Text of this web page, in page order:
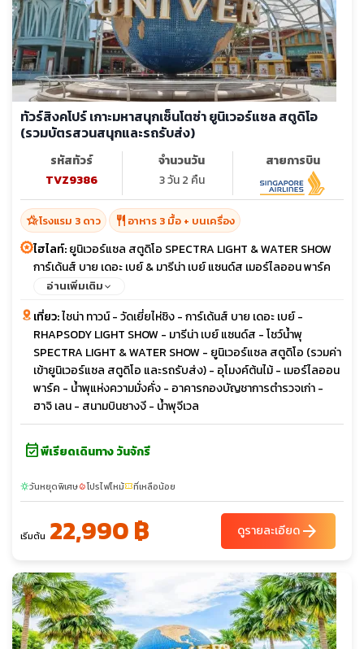
ทัวร์สิงคโปร์ เกาะมหาสนุกเซ็นโตซ่า ยูนิเวอร์แซล สตูดิโอ
(รวมบัตรสวนสนุกและรถรับส่ง)
รหัสทัวร์
TVZ9386
จำนวนวัน
3 วัน 2 คืน
สายการบิน
hotel_classโรงแรม 3 ดาว restaurant อาหาร 3 มื้อ + บนเครื่อง
ไฮไลท์:ยูนิเวอร์แซล สตูดิโอ SPECTRA LIGHT & WATER SHOW
การ์เด้นส์ บาย เดอะ เบย์ & มารีน่า เบย์ แซนด์ส เมอร์ไลออน พาร์ค
น้ำพุจีเวล น้ำพุแห่งความมั่งคั่ง
อ่านเพิ่มเติม
เที่ยว:ไชน่า ทาวน์ - วัดเยี่ยไห่ชิง - การ์เด้นส์ บาย เดอะ เบย์ -
RHAPSODY LIGHT SHOW - มารีน่า เบย์ แซนด์ส - โชว์น้ำพุ
SPECTRA LIGHT & WATER SHOW - ยูนิเวอร์แซล สตูดิโอ (รวมค่า
เข้ายูนิเวอร์แซล สตูดิโอ และรถรับส่ง) - อุโมงค์ต้นไม้ - เมอร์ไลออน
พาร์ค - น้ำพุแห่งความมั่งคั่ง - อาคารกองบัญชาการตำรวจเก่า -
ฮาจิ เลน - สนามบินชางงี - น้ำพุจีเวล
event_availableพีเรียดเดินทาง วันจักรี
sunnyวันหยุดพิเศษlocal_fire_departmentโปรไฟไหม้confirmation_numberที่เหลือน้อย
เริ่มต้น 22,990 ฿ ดูรายละเอียดarrow_forward